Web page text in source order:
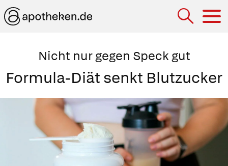
Nicht nur gegen Speck gut
Formula-Diät senkt Blutzucker